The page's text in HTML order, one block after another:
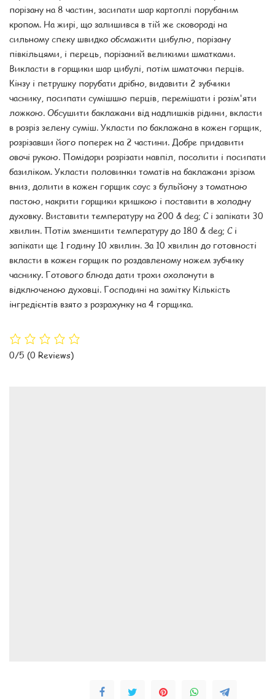
порізану на 8 частин, засипати шар картоплі порубаним
кропом. На жирі, що залишився в тій же сковороді на
сильному спеку швидко обсмажити цибулю, порізану
півкільцями, і перець, порізаний великими шматками.
Викласти в горщики шар цибулі, потім шматочки перців.
Кінзу і петрушку порубати дрібно, видавити 2 зубчики
часнику, посипати сумішшю перців, перемішати і розім'яти
ложкою. Обсушити баклажани від надлишків рідини, вкласти
в розріз зелену суміш. Укласти по баклажана в кожен горщик,
розрізавши його поперек на 2 частини. Добре придавити
овочі рукою. Помідори розрізати навпіл, посолити і посипати
базиліком. Укласти половинки томатів на баклажани зрізом
вниз, долити в кожен горщик соус з бульйону з томатною
пастою, накрити горщики кришкою і поставити в холодну
духовку. Виставити температуру на 200 & deg; C і запікати 30
хвилин. Потім зменшити температуру до 180 & deg; C і
запікати ще 1 годину 10 хвилин. За 10 хвилин до готовності
вкласти в кожен горщик по роздавленому ножем зубчику
часнику. Готового блюда дати трохи охолонути в
відключеною духовці. Господині на замітку Кількість
інгредієнтів взято з розрахунку на 4 горщика.
0/5 (0 Reviews)